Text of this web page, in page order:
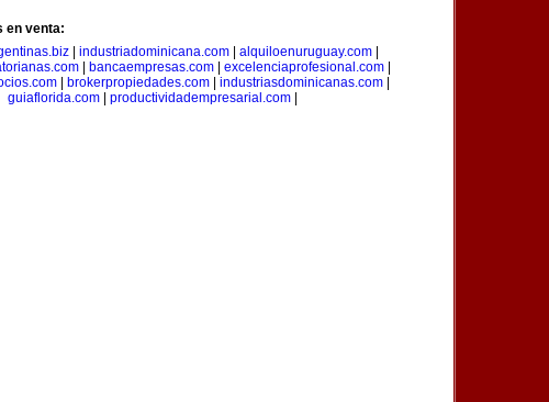
en venta:
industriadominicana.com alquiloenuruguay.com
bancaempresas.com excelenciaprofesional.com
| brokerpropiedades.com| industriasdominicanas.com|
guiaflorida.com
productividadempresarial.com